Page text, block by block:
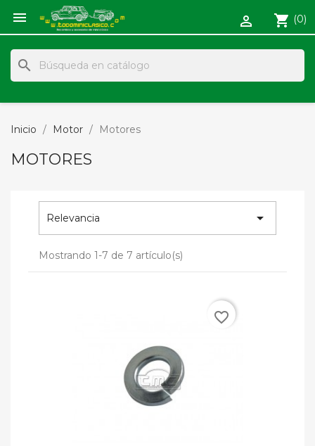
 shopping_cart (0)

search
Inicio Motor Motores
MOTORES
Relevancia 
Mostrando 1-7 de 7 artículo(s)
favorite_border